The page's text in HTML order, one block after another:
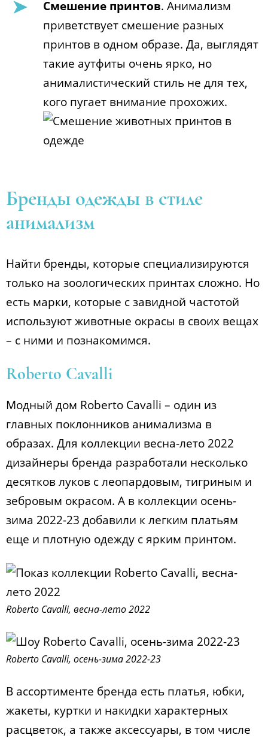
Смешение принтов. Анимализм
приветствует смешение разных
принтов в одном образе. Да, выглядят
такие аутфиты очень ярко, но
анималистический стиль не для тех,
кого пугает внимание прохожих.
Бренды одежды в стиле
анимализм
Найти бренды, которые специализируются
только на зоологических принтах сложно. Но
есть марки, которые с завидной частотой
используют животные окрасы в своих вещах
– с ними и познакомимся.
Roberto Cavalli
Модный дом Roberto Cavalli – один из
главных поклонников анимализма в
образах. Для коллекции весна-лето 2022
дизайнеры бренда разработали несколько
десятков луков с леопардовым, тигриным и
зебровым окрасом. А в коллекции осень-
зима 2022-23 добавили к легким платьям
еще и плотную одежду с ярким принтом.
Roberto Cavalli, весна-лето 2022
Roberto Cavalli, осень-зима 2022-23
В ассортименте бренда есть платья, юбки,
жакеты, куртки и накидки характерных
расцветок, а также аксессуары, в том числе